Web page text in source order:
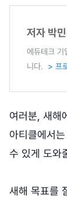
저자 박
에듀테크 기
니다. > 프
여러분, 새해
아티클에서
수 있게 도와
새해 목표를